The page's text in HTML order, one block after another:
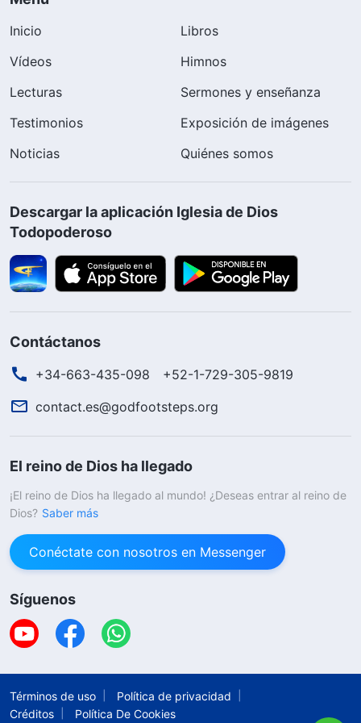
Inicio
Libros
Vídeos
Himnos
Lecturas
Sermones y enseñanza
Testimonios
Exposición de imágenes
Noticias
Quiénes somos
Descargar la aplicación Iglesia de Dios
Todopoderoso
Contáctanos
+34-663-435-098
+52-1-729-305-9819
contact.es@godfootsteps.org
El reino de Dios ha llegado
¡El reino de Dios ha llegado al mundo! ¿Deseas entrar al reino de
Dios? Saber más
Conéctate con nosotros en Messenger
Síguenos
Términos de uso
Política de privacidad
Créditos
Política De Cookies